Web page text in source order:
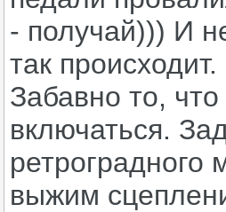
- получай))) И
так происходит.
Забавно то,
включаться.
выжим